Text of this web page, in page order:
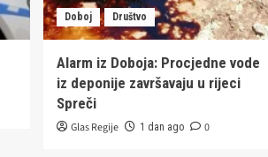
Doboj Društvo
Alarm iz Doboja: Procjedne vode
iz deponije završavaju u rijeci
Spreči
Glas Regije 1 dan ago 0